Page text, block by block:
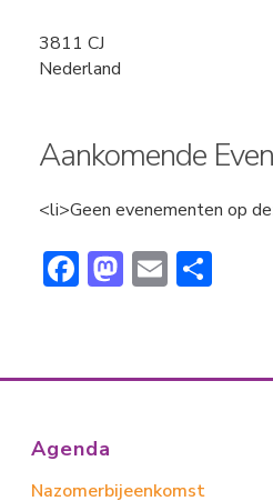
3811 CJ
Nederland
Aankomende
<li>Geen evenementen op
F
b
ok
M
o
n
E
l n
Agenda
Nazomerbijeenkomst